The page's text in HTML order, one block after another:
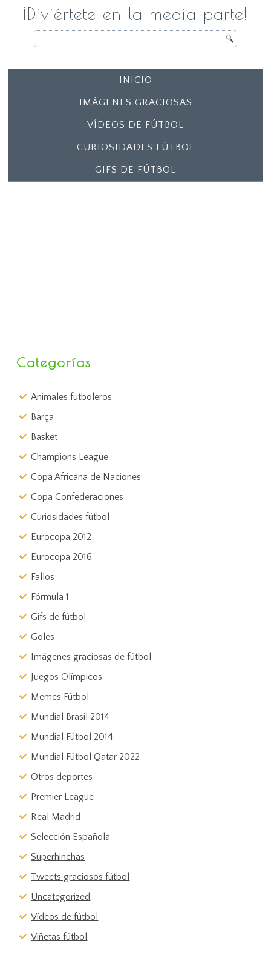
¡Diviértete en la media parte!
INICIO
IMÁGENES GRACIOSAS
VÍDEOS DE FÚTBOL
CURIOSIDADES FÚTBOL
GIFS DE FÚTBOL
Categorías
Animales futboleros
Barça
Basket
Champions League
Copa Africana de Naciones
Copa Confederaciones
Curiosidades fútbol
Eurocopa 2012
Eurocopa 2016
Fallos
Fórmula 1
Gifs de fútbol
Goles
Imágenes graciosas de fútbol
Juegos Olímpicos
Memes Fútbol
Mundial Brasil 2014
Mundial Fútbol 2014
Mundial Fútbol Qatar 2022
Otros deportes
Premier League
Real Madrid
Selección Española
Superhinchas
Tweets graciosos fútbol
Uncategorized
Vídeos de fútbol
Viñetas fútbol